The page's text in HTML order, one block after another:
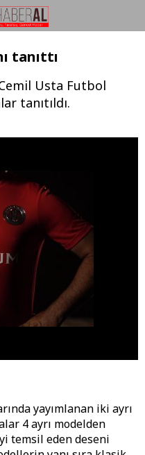
tanıttı
Usta Futbol
tanıtıldı.
yayımlanan iki ayrı
4 ayrı modelden
temsil eden deseni